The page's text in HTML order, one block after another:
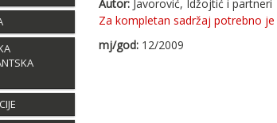
Autor: Javorović, Idžojtić i partneri
Za kompletan sadržaj potrebno je
mj/god: 12/2009